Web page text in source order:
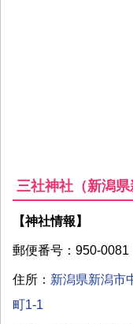
三社神社（新潟県
【神社情報】
郵便番号：950-0081
住所： 新潟県新潟市
町1-1